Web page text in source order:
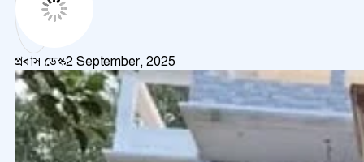
প্রবাস ডেস্ক2 September, 2025